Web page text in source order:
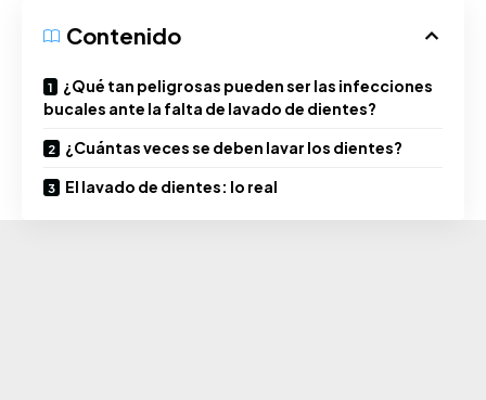
Contenido
¿Qué tan peligrosas pueden ser las infecciones
bucales ante la falta de lavado de dientes?
¿Cuántas veces se deben lavar los dientes?
El lavado de dientes: lo real